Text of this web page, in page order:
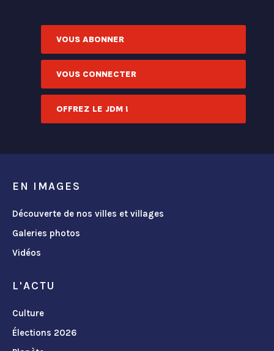
VOUS ABONNER
VOUS CONNECTER
OFFREZ LE JDM !
EN IMAGES
Découverte de nos villes et villages
Galeries photos
Vidéos
L'ACTU
Culture
Élections 2026